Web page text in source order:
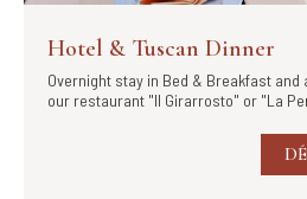
Hotel & Tuscan Dinner
Overnight stay in Bed & Breakfast
our restaurant "Il Girarrosto" or "La